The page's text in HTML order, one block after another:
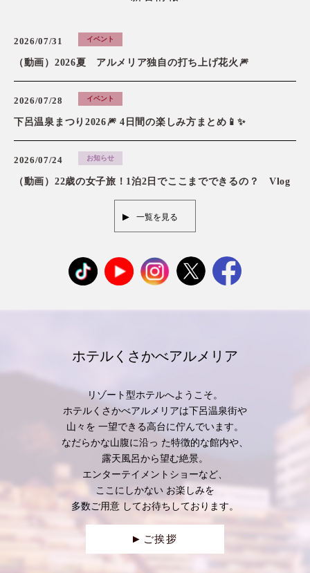
2026/07/31 イベント
（動画）2026夏 アルメリア独自の打ち上げ花火🎆
2026/07/28 イベント
下呂温泉まつり2026🎆 4日間の楽しみ方まとめ📱✨
2026/07/24 お知らせ
（動画）22歳の女子旅！1泊2日でここまでできるの？ Vlog
一覧を見る
ホテルくさかべアルメリア
リゾート型ホテルへようこそ。
ホテルくさかべアルメリアは下呂温泉街や
山々を 一望できる高台に佇んでいます。
なだらかな山腹に沿っ た特徴的な館内や、
露天風呂から望む絶景。
エンターテイメントショーなど、
ここにしかない お楽しみを
多数ご用意 してお待ちしております。
ご挨拶